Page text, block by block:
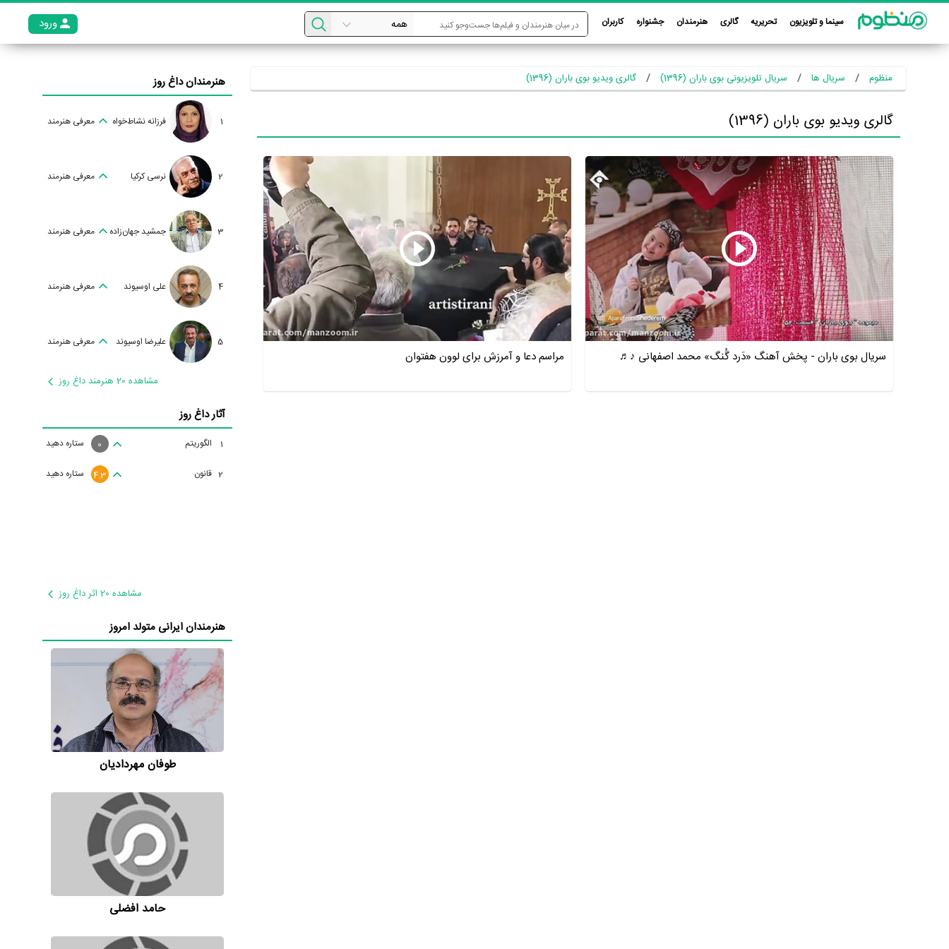
سینما و تلویزیون تحریریه گالری هنرمندان جشنواره کاربران ورود
منظوم سریال ها سریال تلویزیونی بوی باران (1396) گالری ویدیو بوی باران (1396)
گالری ویدیو بوی باران (1396)
سریال بوی باران - پخش آهنگ «دَرد گُنگ» محمد اصفهانی ♪♬ مراسم دعا و آمرزش برای لوون هفتوان
هنرمندان داغ روز
1 فرزانه نشاط‌خواه معرفی هنرمند
2 نرسی کرکیا معرفی هنرمند
3 جمشید جهان‌زاده معرفی هنرمند
4 علی اوسیوند معرفی هنرمند
5 علیرضا اوسیوند معرفی هنرمند
مشاهده 20 هنرمند داغ روز
آثار داغ روز
1 الگوریتم ستاره دهید 0
2 قانون ستاره دهید 4.3
مشاهده 20 اثر داغ روز
هنرمندان ایرانی متولد امروز
طوفان مهردادیان
حامد افضلی